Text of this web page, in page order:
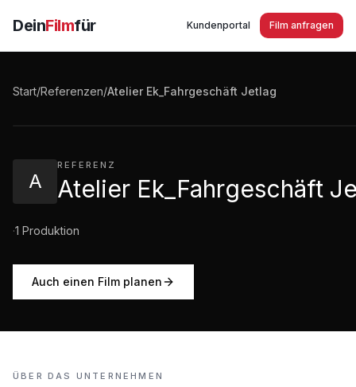
DeinFilmfür Kundenportal Film anfragen
Start/Referenzen/Atelier Ek_Fahrgeschäft Jetlag
A
REFERENZ
Atelier Ek_Fahrgeschäft
·1 Produktion
Auch einen Film planen
Atelier Ek_Fahrgeschäft Jetlag
ÜBER DAS UNTERNEHMEN